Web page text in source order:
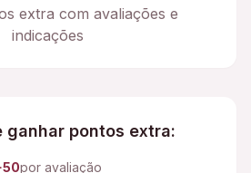
extra com avaliações e
indicações
ganhar pontos extra:
por avaliação